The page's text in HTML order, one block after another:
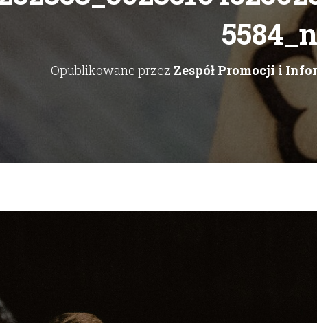
5584_n
Opublikowane przez Zespół Promocji i